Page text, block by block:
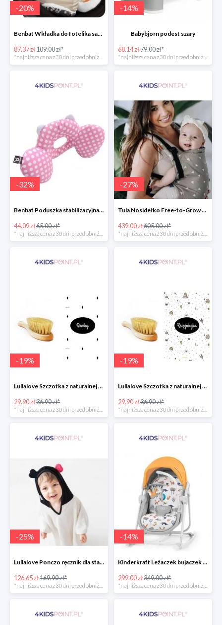
-20%
Benbat Wkładka do fotelika samochodowego
87.37 zł109.00 zł*
*najniższa cena z 30 dni przed obniżką
-14%
Babybjorn podest szary
68.14 zł79.00 zł*
*najniższa cena z 30 dni przed obniżką
-32%
Benbat Poduszka stabilizacyjna Pink/Dots
44.09 zł65.00 zł*
-27%
Tula Nosidełko Free-to-Grow Sleepy Dust
439.00 zł605.00 zł*
-19%
Lullalove Szczotka z naturalnej szczeciny z myjką muślinową "Romby"
29.90 zł36.90 zł*
-19%
Lullalove Szczotka z naturalnej szczeciny z myjką muślinową "Księżniczka"
29.90 zł36.90 zł*
-25%
Lullalove Ponczo ręcznik dla starszych dzieci MRB
126.65 zł169.90 zł*
*najniższa cena z 30 dni przed obniżką
-14%
Kinderkraft Leżaczek bujaczek krzesełko Unimo Forest Yellow 5w1
299.00 zł349.00 zł*
*najniższa cena z 30 dni przed obniżką